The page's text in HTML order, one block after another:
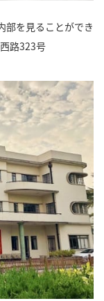
部を見ることができ
路323号